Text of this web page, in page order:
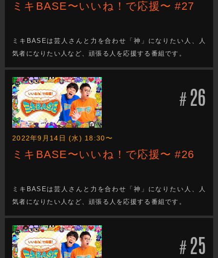
ミキBASE〜いいね！で応援〜 #27
ミキBASEは芸人さんと力を合わせ「神」になりたい人、人
気者になりたい人など、頑張る人を応援する番組です。
# 26
2022年9月14日 (水) 18:30〜
ミキBASE〜いいね！で応援〜 #26
ミキBASEは芸人さんと力を合わせ「神」になりたい人、人
気者になりたい人など、頑張る人を応援する番組です。
# 25